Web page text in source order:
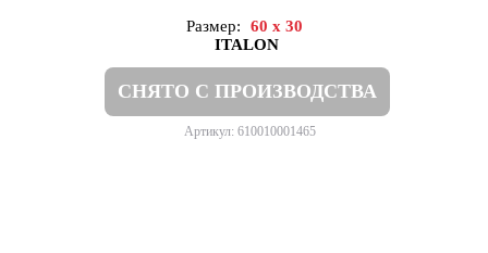
Размер:
60 x 30
ITALON
СНЯТО С ПРОИЗВОДСТВА
Артикул: 610010001465